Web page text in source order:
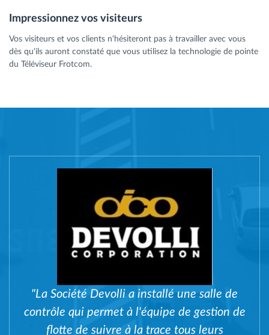
Impressionnez vos visiteurs
Vos visiteurs et vos clients n'hésiteront pas à travailler avec vous
dès qu'ils auront constaté que vous utilisez la technologie de pointe
du Téléviseur Frotcom.
"La Société Devolli a installé une salle de
contrôle qui permet à l'équipe de gestion de
flotte de suivre à la trace tous leurs